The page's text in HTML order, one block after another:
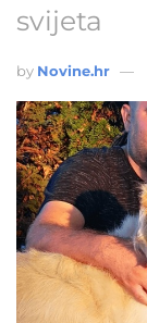
svijeta
by Novine.hr